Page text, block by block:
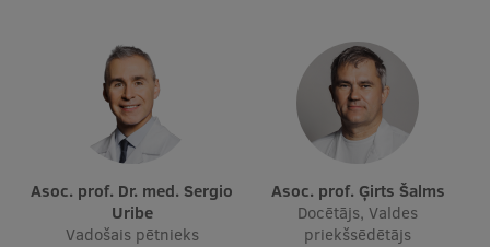
Par RSU
Studentu dzīve
Studiju norises vietas
Fakultātes
Asoc. prof. Dr. med. Sergio
Uribe
Vadošais pētnieks
Asoc. prof. Ģirts Šalms
Docētājs, Valdes
priekšsēdētājs